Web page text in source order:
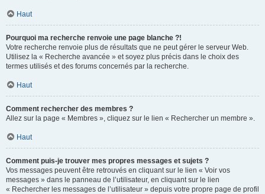
Haut
Pourquoi ma recherche renvoie une page blanche ?!
Votre recherche renvoie plus de résultats que ne peut gérer le serveur Web.
Utilisez la « Recherche avancée » et soyez plus précis dans le choix des
termes utilisés et des forums concernés par la recherche.
Haut
Comment rechercher des membres ?
Allez sur la page « Membres », cliquez sur le lien « Rechercher un membre ».
Haut
Comment puis-je trouver mes propres messages et sujets ?
Vos messages peuvent être retrouvés en cliquant sur le lien « Voir vos
messages » dans le panneau de l’utilisateur, en cliquant sur le lien
« Rechercher les messages de l’utilisateur » depuis votre propre page de profil